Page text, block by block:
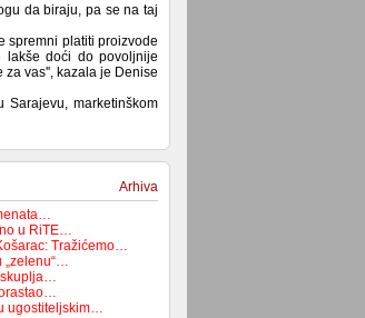
da biraju, pa se na taj
spremni platiti proizvode
lakše doći do povoljnije
vas'', kazala je Denise
marketinškom
Arhiva
u RiTE…
Tražićemo…
„zelenu“…
skuplja…
ugostiteljskim…